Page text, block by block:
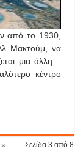
από το 1930,
Μακτούμ, να
μια άλλη…
κέντρο
Σελίδα 3 από 8